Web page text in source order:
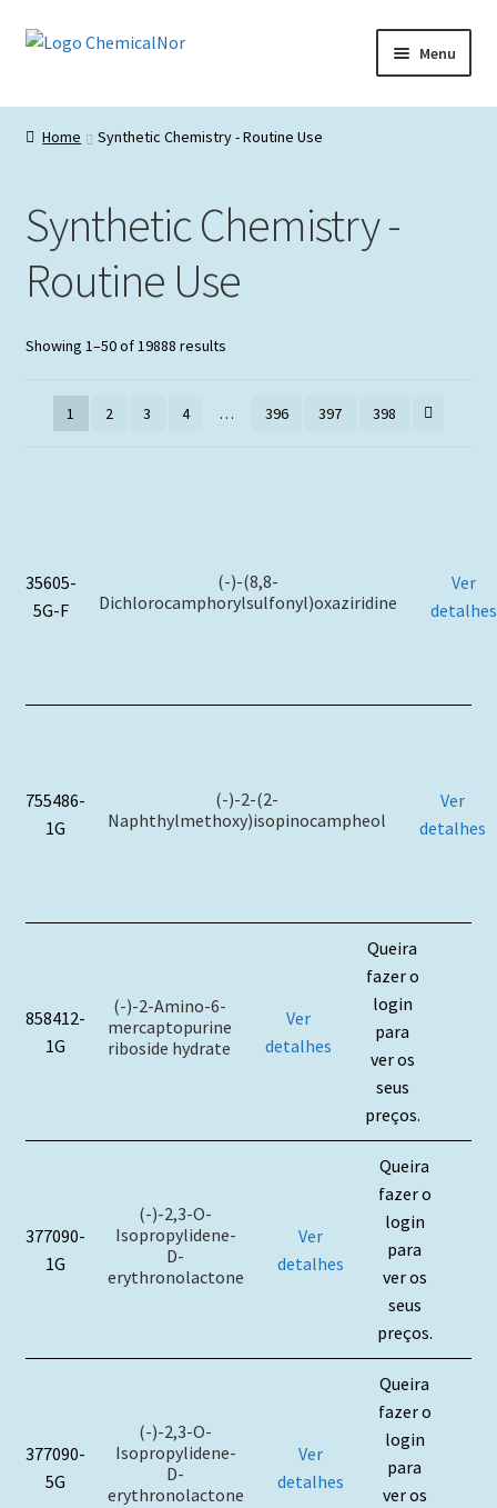
Ir
Saltar
Menu
Início
Catálogos de Representadas
Promoções
Home Synthetic Chemistry - Routine Use
Synthetic Chemistry -
Routine Use
Showing 1–50 of 19888 results
1 2 3 4 … 396 397 398
35605-
5G-F
(-)-(8,8-
Dichlorocamphorylsulfonyl)oxaziridine
Ver
detalhes
755486-
1G
(-)-2-(2-
Naphthylmethoxy)isopinocampheol
Ver
detalhes
858412-
1G
(-)-2-Amino-6-
mercaptopurine
riboside hydrate
Ver
detalhes
Queira
fazer o
login
para
ver os
seus
preços.
377090-
1G
(-)-2,3-O-
Isopropylidene-
D-
erythronolactone
Ver
detalhes
Queira
fazer o
login
para
ver os
seus
preços.
377090-
5G
(-)-2,3-O-
Isopropylidene-
D-
erythronolactone
Ver
detalhes
Queira
fazer o
login
para
ver os